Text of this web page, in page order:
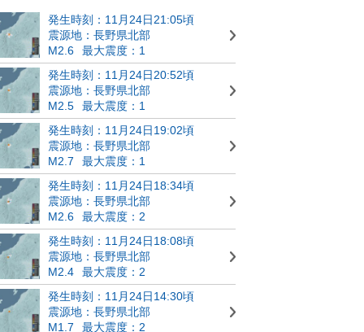
発生時刻：11月24日21:05頃
震源地：長野県北部
M2.6
最大震度：1
発生時刻：11月24日20:52頃
震源地：長野県北部
M2.5
最大震度：1
発生時刻：11月24日19:02頃
震源地：長野県北部
M2.7
最大震度：1
発生時刻：11月24日18:34頃
震源地：長野県北部
M2.6
最大震度：2
発生時刻：11月24日18:08頃
震源地：長野県北部
M2.4
最大震度：2
発生時刻：11月24日14:30頃
震源地：長野県北部
M1.7
最大震度：2